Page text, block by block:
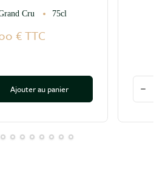
Cru 75cl
€TTC
la quantité
Ajouter au panier